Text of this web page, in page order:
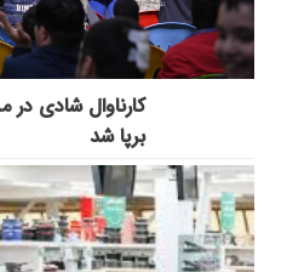
کارناوال شادی در
برپا شد